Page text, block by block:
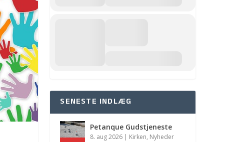
SENESTE INDLÆG
Petanque Gudstjeneste
8. aug 2026 | Kirken, Nyheder